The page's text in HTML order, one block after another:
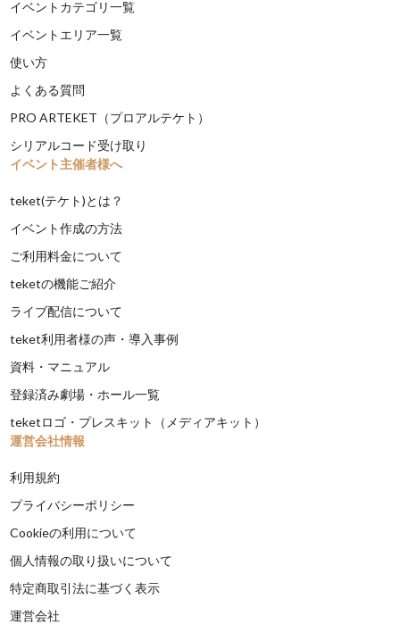
イベントカテゴリ一覧
イベントエリア一覧
使い方
よくある質問
PRO ARTEKET（プロアルテケト）
シリアルコード受け取り
イベント主催者様へ
teket(テケト)とは？
イベント作成の方法
ご利用料金について
teketの機能ご紹介
ライブ配信について
teket利用者様の声・導入事例
資料・マニュアル
登録済み劇場・ホール一覧
teketロゴ・プレスキット（メディアキット）
運営会社情報
利用規約
プライバシーポリシー
Cookieの利用について
個人情報の取り扱いについて
特定商取引法に基づく表示
運営会社